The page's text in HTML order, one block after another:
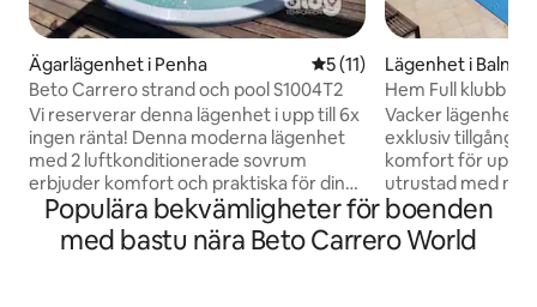
Ägarlägenhet i Penha 5 av 5 i genomsnittligt
5 (11)
Beto Carrero strand och pool S1004T2
Vi reserverar denna lägenhet i upp till 6x
ingen ränta! Denna moderna lägenhet
med 2 luftkonditionerade sovrum
erbjuder komfort och praktiska för din
vistelse. Beläget bara 5 minuter från
Beto Carrero World, 400 meter från
Armação Beach och intill marknader,
Lägenhet i
s
Hem Full klubb
Vacker lägenhet
exklusiv tillgång
komfort för upp
utrustad med
Fantastisk
fritidsalternativ:
Barnpool Bar i poolen Termisk pool
Populära bekvämligheter för boenden
med bastu nära Beto Carrero World